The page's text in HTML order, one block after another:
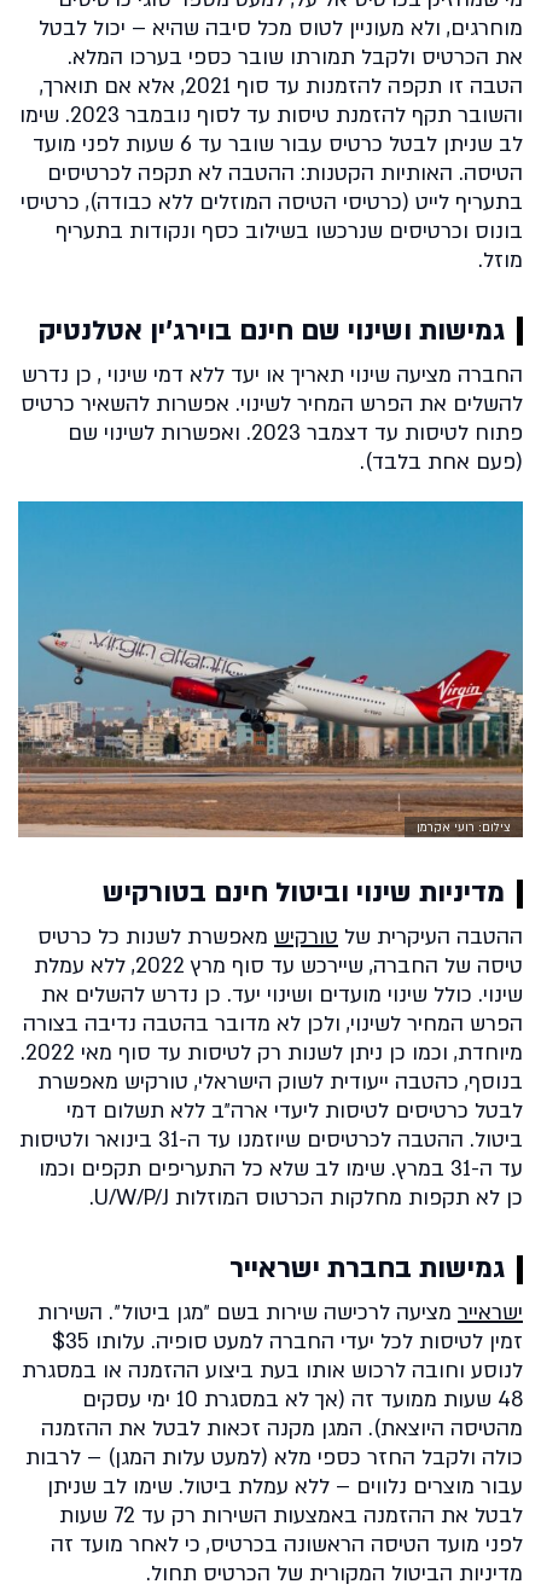
מוחרגים, ולא מעוניין לטוס מכל סיבה שהיא – יכול לבטל
את הכרטיס ולקבל תמורתו שובר כספי בערכו המלא.
הטבה זו תקפה להזמנות עד סוף 2021, אלא אם תוארך,
והשובר תקף להזמנת טיסות עד לסוף נובמבר 2023. שימו
לב שניתן לבטל כרטיס עבור שובר עד 6 שעות לפני מועד
הטיסה. האותיות הקטנות: ההטבה לא תקפה לכרטיסים
בתעריף לייט (כרטיסי הטיסה המוזלים ללא כבודה), כרטיסי
בונוס וכרטיסים שנרכשו בשילוב כסף ונקודות בתעריף
מוזל.
גמישות ושינוי שם חינם בוירג'ין אטלנטיק
החברה מציעה שינוי תאריך או יעד ללא דמי שינוי , כן נדרש
להשלים את הפרש המחיר לשינוי. אפשרות להשאיר כרטיס
פתוח לטיסות עד דצמבר 2023. ואפשרות לשינוי שם
(פעם אחת בלבד).
צילום: רועי אקרמן
מדיניות שינוי וביטול חינם בטורקיש
ההטבה העיקרית של טורקיש מאפשרת לשנות כל כרטיס
טיסה של החברה, שיירכש עד סוף מרץ 2022, ללא עמלת
שינוי. כולל שינוי מועדים ושינוי יעד. כן נדרש להשלים את
הפרש המחיר לשינוי, ולכן לא מדובר בהטבה נדיבה בצורה
מיוחדת, וכמו כן ניתן לשנות רק לטיסות עד סוף מאי 2022.
בנוסף, כהטבה ייעודית לשוק הישראלי, טורקיש מאפשרת
לבטל כרטיסים לטיסות ליעדי ארה״ב ללא תשלום דמי
ביטול. ההטבה לכרטיסים שיוזמנו עד ה-31 בינואר ולטיסות
עד ה-31 במרץ. שימו לב שלא כל התעריפים תקפים וכמו
כן לא תקפות מחלקות הכרטוס המוזלות U/W/P/J.
גמישות בחברת ישראייר
ישראייר מציעה לרכישה שירות בשם ״מגן ביטול״. השירות
זמין לטיסות לכל יעדי החברה למעט סופיה. עלותו $35
לנוסע וחובה לרכוש אותו בעת ביצוע ההזמנה או במסגרת
48 שעות ממועד זה (אך לא במסגרת 10 ימי עסקים
מהטיסה היוצאת). המגן מקנה זכאות לבטל את ההזמנה
כולה ולקבל החזר כספי מלא (למעט עלות המגן) – לרבות
עבור מוצרים נלווים – ללא עמלת ביטול. שימו לב שניתן
לבטל את ההזמנה באמצעות השירות רק עד 72 שעות
לפני מועד הטיסה הראשונה בכרטיס, כי לאחר מועד זה
מדיניות הביטול המקורית של הכרטיס תחול.